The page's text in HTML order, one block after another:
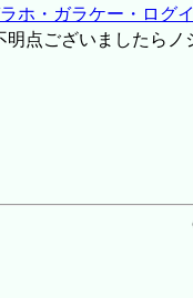
ホ・ガラケー・ログ
点ございましたらノ